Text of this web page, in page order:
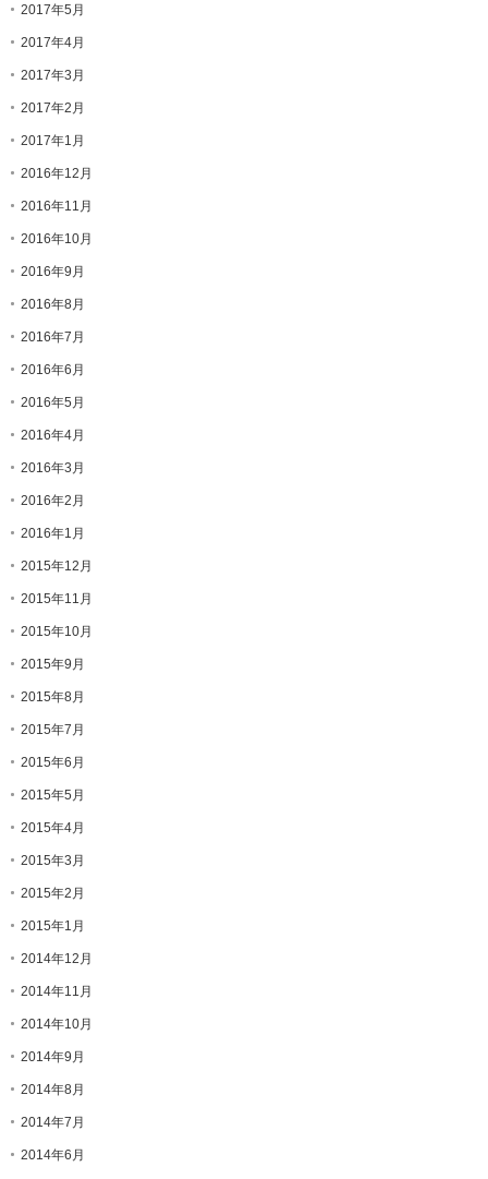
2017年5月
2017年4月
2017年3月
2017年2月
2017年1月
2016年12月
2016年11月
2016年10月
2016年9月
2016年8月
2016年7月
2016年6月
2016年5月
2016年4月
2016年3月
2016年2月
2016年1月
2015年12月
2015年11月
2015年10月
2015年9月
2015年8月
2015年7月
2015年6月
2015年5月
2015年4月
2015年3月
2015年2月
2015年1月
2014年12月
2014年11月
2014年10月
2014年9月
2014年8月
2014年7月
2014年6月